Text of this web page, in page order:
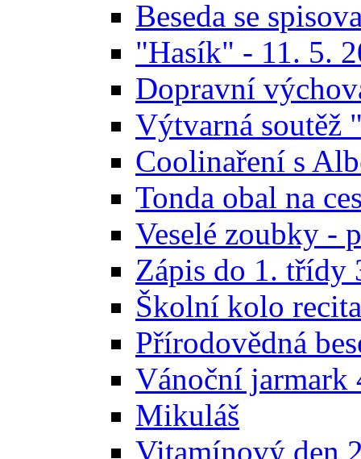
Beseda se
"Hasík" - 11. 5.
Dopravní
Výtvarná soutěž
Coolinaření s
Tonda obal na
Veselé zoubky -
Zápis do 1. třídy
Školní kolo
Přírodovědná
Vánoční jarmark
Mikuláš
Vitamínový den